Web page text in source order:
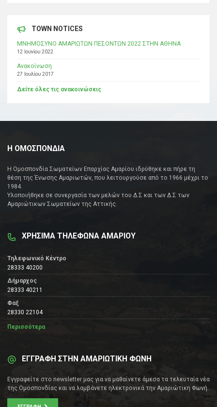
TOWN NOTICES
ΜΝΗΜΟΣΥΝΟ ΑΜΑΡΙΩΤΩΝ ΠΕΣΟΝΤΩΝ 2022 ΣΤΗΝ ΑΘΗΝΑ
12 Ιουνίου 2022
Ανακοίνωση
27 Ιουλίου 2017
Δείτε όλες τις ανακοινώσεις
Η ΟΜΟΣΠΟΝΔΙΑ
Η Ομοσπονδία Σωματείων Επαρχίας Αμαρίου ιδρύθηκε και πήρε τη
θέση της Ένωσης Αμαριωτών, που λειτουργούσε από το 1966 μέχρι το
1984.
Υλοποιήθηκε σε συνεργασία των μελών του Δ.Σ και των Δ.Σ των
Αμαριώτικων Σωματείων της Αττικής.
ΧΡΗΣΙΜΑ ΤΗΛΕΦΩΝΑ ΑΜΑΡΙΟΥ
Τηλεφωνικό Κέντρο
28333 40200
Δήμαρχος
28333 40211
Φαξ
28330 22104
Περισσότερα
ΕΓΓΡΑΦΗ ΣΤΗΝ ΑΜΑΡΙΩΤΙΚΗ ΦΩΝΗ
Εγγραφείτε στο newsletter μας για να μαθαίνετε άμεσα τα τελευταία νέα
της Ομοσπονδίας και να λαμβάνετε ηλεκτρονικά την Αμαριώτικη Φωνή.